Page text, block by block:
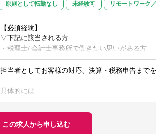
原則として転勤なし 未経験可 リモートワーク
【必須経験】
▽下記に該当される方
・税理士/ 会計士事務所で働きたい思いがある方
・将来税理士/ 会計士資格を取りたいと思っている
※異業種業界からのご転職も歓迎します！
【尚可】
■日商簿記2級以上資格保有者、税理士試験科目合
担当者としてお客様の対応、決算・税務申告まで
具体的には
■お客様が入力された会計データの月次での検証
■レポーティング作成
■税務申告書作成
この求人から申し込む